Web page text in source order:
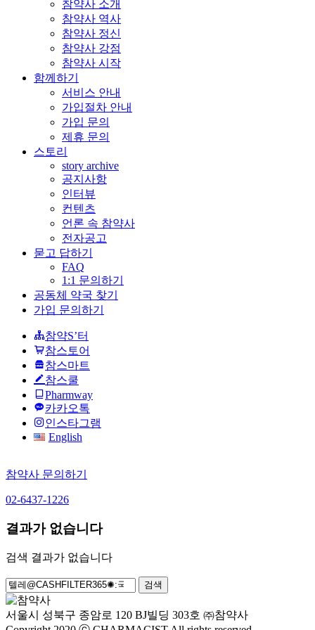
참약사 소개
참약사 역사
참약사 정신
참약사 강점
참약사 시작
함께하기
서비스 안내
가입절차 안내
가입 문의
제휴 문의
스토리
story archive
공지사항
인터뷰
컨텐츠
언론 속 참약사
전자공고
묻고 답하기
FAQ
1:1 문의하기
공동체 약국 찾기
가입 문의하기
참약S’터
참스토어
참스마트
참스쿨
Pharmway
카카오톡
인스타그램
English
참약사 문의하기
02-6437-1226
결과가 없습니다
검색 결과가 없습니다
검
색:
서울시 성북구 종암로 120 BJ빌딩 303호 ㈜참약사